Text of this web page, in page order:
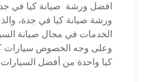
افضل ورشة صيانة كيا في
ورشة صيانة كيا في جدة،
الخدمات في مجال صيانة
وعلى وجه الخصوص سيارات
كيا واحدة من أفضل